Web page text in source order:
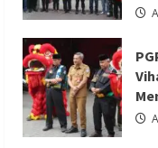
Berita Ekonomi
Berita Trending
ASDP
Merak dengan